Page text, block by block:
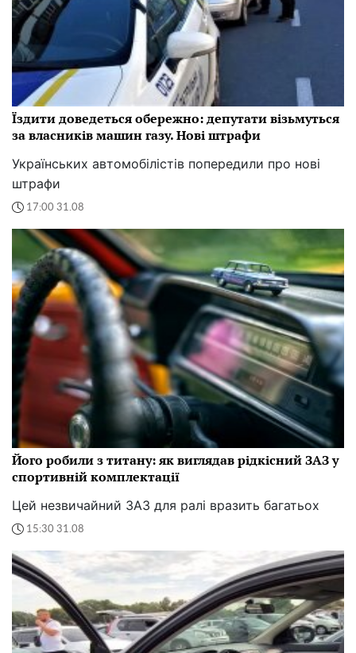
Їздити доведеться обережно: депутати візьмуться
за власників машин газу. Нові штрафи
Українських автомобілістів попередили про нові
штрафи
17:00 31.08
Його робили з титану: як виглядав рідкісний ЗАЗ у
спортивній комплектації
Цей незвичайний ЗАЗ для ралі вразить багатьох
15:30 31.08